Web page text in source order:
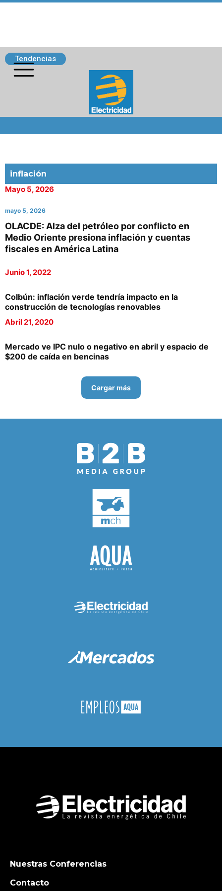
Tendencias
inflación
Mayo 5, 2026
mayo 5, 2026
OLACDE: Alza del petróleo por conflicto en
Medio Oriente presiona inflación y cuentas
fiscales en América Latina
Junio 1, 2022
Colbún: inflación verde tendría impacto en la
construcción de tecnologías renovables
Abril 21, 2020
Mercado ve IPC nulo o negativo en abril y espacio de
$200 de caída en bencinas
Cargar más
Nuestras Conferencias
Contacto